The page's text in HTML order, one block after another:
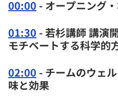
00:00 - オープニング
01:30 - 若杉講師 講演
モチベートする科学的
02:00 - チームのウェ
味と効果